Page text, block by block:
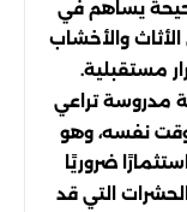
يساهم في
والأخشاب
مستقبلية.
مدروسة تراعي
نفسه، وهو
ضروريًا
التي قد